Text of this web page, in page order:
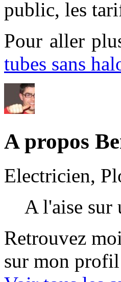
public, les
Pour aller
tubes sans
A propos
Electricien,
A l'aise sur
Retrouvez
sur mon profil